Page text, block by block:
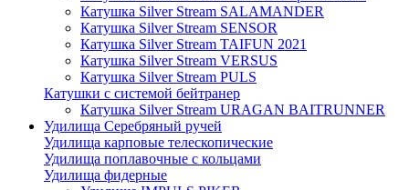
Катушка Silver Stream SALAMANDER
Катушка Silver Stream SENSOR
Катушка Silver Stream TAIFUN 2021
Катушка Silver Stream VERSUS
Катушка Silver Stream PULS
Катушки с системой бейтранер
Катушка Silver Stream URAGAN BAITRUNNER
Удилища Серебряный ручей
Удилища карповые телескопические
Удилища поплавочные с кольцами
Удилища фидерные